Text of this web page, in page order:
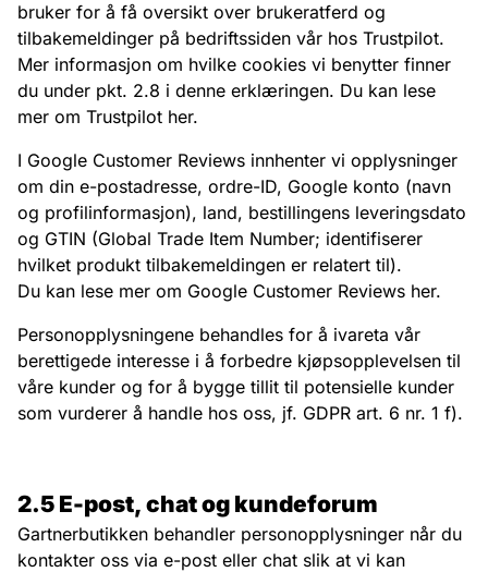
bruker for å få oversikt over brukeratferd og
tilbakemeldinger på bedriftssiden vår hos Trustpilot.
Mer informasjon om hvilke cookies vi benytter finner
du under pkt. 2.8 i denne erklæringen. Du kan lese
mer om Trustpilot her.
I Google Customer Reviews innhenter vi opplysninger
om din e-postadresse, ordre-ID, Google konto (navn
og profilinformasjon), land, bestillingens leveringsdato
og GTIN (Global Trade Item Number; identifiserer
hvilket produkt tilbakemeldingen er relatert til).
Du kan lese mer om Google Customer Reviews her.
Personopplysningene behandles for å ivareta vår
berettigede interesse i å forbedre kjøpsopplevelsen til
våre kunder og for å bygge tillit til potensielle kunder
som vurderer å handle hos oss, jf. GDPR art. 6 nr. 1 f).
2.5 E-post, chat og kundeforum
Gartnerbutikken behandler personopplysninger når du
kontakter oss via e-post eller chat slik at vi kan